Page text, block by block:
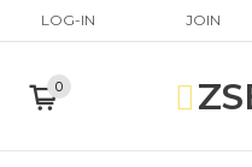
LOG-IN JOIN
0